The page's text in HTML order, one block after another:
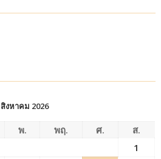
สิงหาคม 2026
พ. พฤ. ศ.
ส.
1